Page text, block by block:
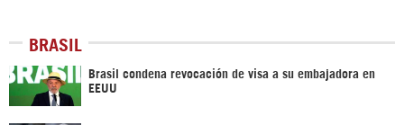
BRASIL
Brasil condena revocación de visa a su embajadora en
EEUU